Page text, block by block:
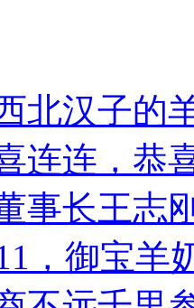
北汉子的
连连，恭
事长王志
，御宝羊